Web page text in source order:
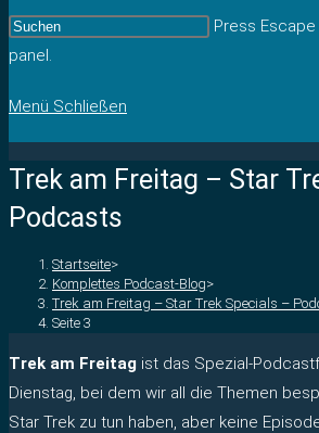
Press
panel.
Menü Schließen
Trek am Freitag – Star
Podcasts
Startseite>
Komplettes Podcast-Blog>
Trek am Freitag – Star Trek Specials –
Seite 3
Trek am Freitag ist das Spezial-
Dienstag, bei dem wir all die Themen
Star Trek zu tun haben, aber keine